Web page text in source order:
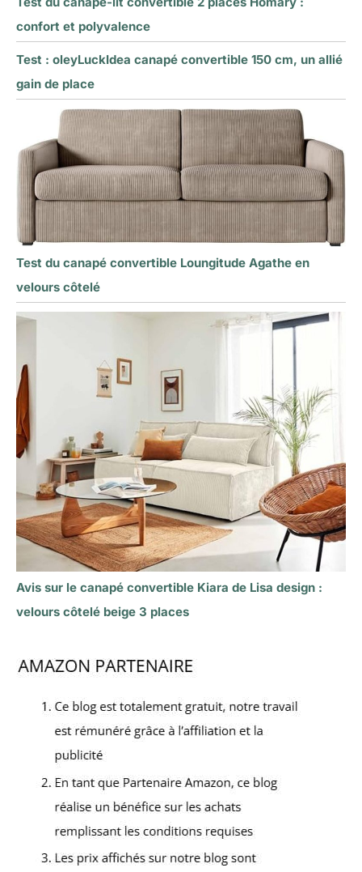
confort et polyvalence
Test : oleyLuckIdea canapé convertible 150 cm, un allié
gain de place
Test du canapé convertible Loungitude Agathe en
velours côtelé
Avis sur le canapé convertible Kiara de Lisa design :
velours côtelé beige 3 places